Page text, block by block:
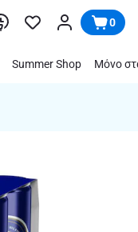
0
Summer Shop Μόνο